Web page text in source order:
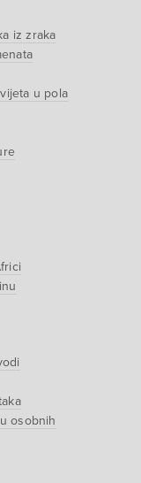
iz zraka
u pola
osobnih